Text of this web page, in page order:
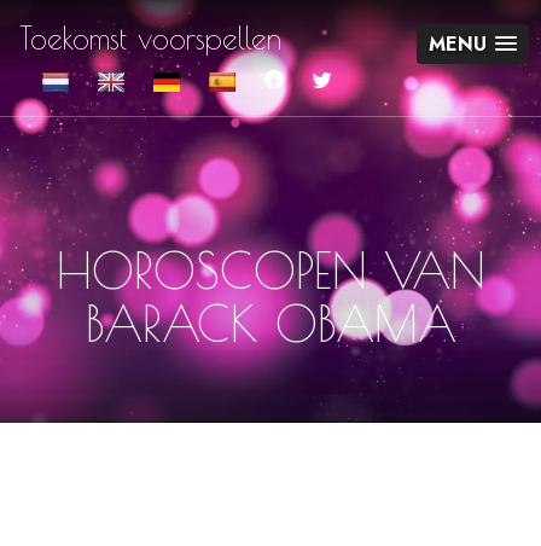
Toekomst voorspellen MENU
HOROSCOPEN VAN
BARACK OBAMA